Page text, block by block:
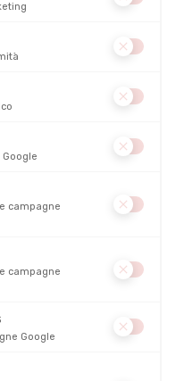
Courtney Dauwalter
trail e la principale
mentale la rendono la
- Dauwalter si aspetta
seconda all'UTMB 2024,
ultra-trailers mondiali.
tecniche. Nel 2025 torna